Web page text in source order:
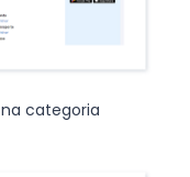
categoria